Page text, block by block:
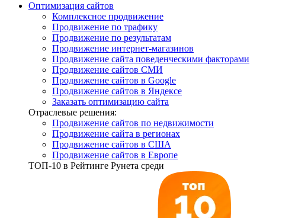
Оптимизация сайтов
Комплексное продвижение
Продвижение по трафику
Продвижение по результатам
Продвижение интернет-магазинов
Продвижение сайта поведенческими факторами
Продвижение сайтов СМИ
Продвижение сайтов в Google
Продвижение сайтов в Яндексе
Заказать оптимизацию сайта
Отраслевые решения:
Продвижение сайтов по недвижимости
Продвижение сайта в регионах
Продвижение сайтов в США
Продвижение сайтов в Европе
ТОП-10 в Рейтинге Рунета среди